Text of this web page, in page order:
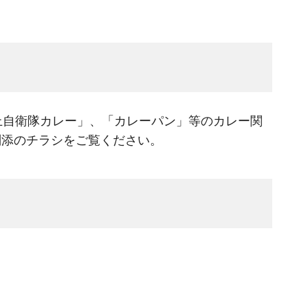
衛隊カレー」、「カレーパン」等のカレー関
のチラシをご覧ください。